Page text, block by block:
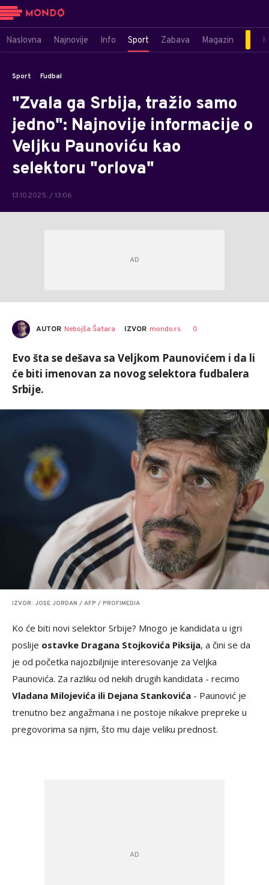
Naslovna Najnovije Info Sport Zabava Magazin
Sport Fudbal
"Zvala ga Srbija, tražio samo
jedno": Najnovije informacije o
Veljku Paunoviću kao
selektoru "orlova"
13.10.2025. / 13:06
AUTOR Nebojša Šatara IZVOR mondo.rs 0
Evo šta se dešava sa Veljkom Paunovićem i da li
će biti imenovan za novog selektora fudbalera
Srbije.
IZVOR: JOSE JORDAN / AFP / PROFIMEDIA
Ko će biti novi selektor Srbije? Mnogo je kandidata u igri
poslije ostavke Dragana Stojkovića Piksija, a čini se da
je od početka najozbiljnije interesovanje za Veljka
Paunovića. Za razliku od nekih drugih kandidata - recimo
Vladana Milojevića ili Dejana Stankovića - Paunović je
trenutno bez angažmana i ne postoje nikakve prepreke u
pregovorima sa njim, što mu daje veliku prednost.